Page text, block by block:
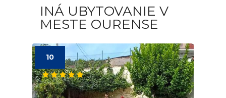
INÁ UBYTOVANIE V
MESTE OURENSE
10